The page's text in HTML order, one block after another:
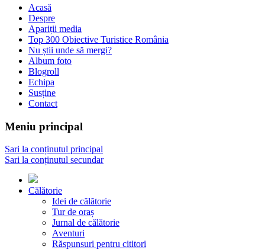
Acasă
Despre
Apariții media
Top 300 Obiective Turistice România
Nu știi unde să mergi?
Album foto
Blogroll
Echipa
Susține
Contact
Meniu principal
Sari la conținutul principal
Sari la conținutul secundar
Călătorie
Idei de călătorie
Tur de oraș
Jurnal de călătorie
Aventuri
Răspunsuri pentru cititori